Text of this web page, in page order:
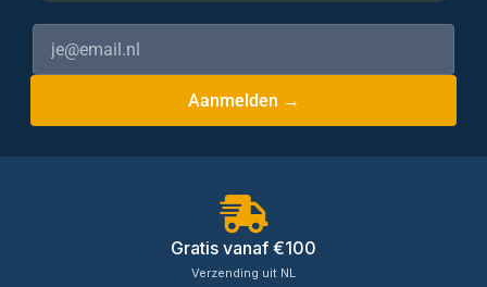
Aanmelden →
Gratis vanaf €100
Verzending uit NL